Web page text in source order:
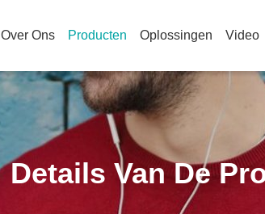
Over Ons Producten Oplossingen Video
Details Van De